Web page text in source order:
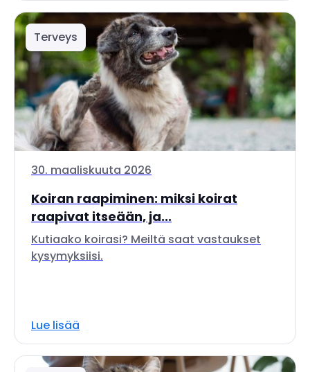
Terveys
30. maaliskuuta 2026
Koiran raapiminen: miksi koirat
raapivat itseään, ja...
Kutiaako koirasi? Meiltä saat vastaukset
kysymyksiisi.
Lue lisää